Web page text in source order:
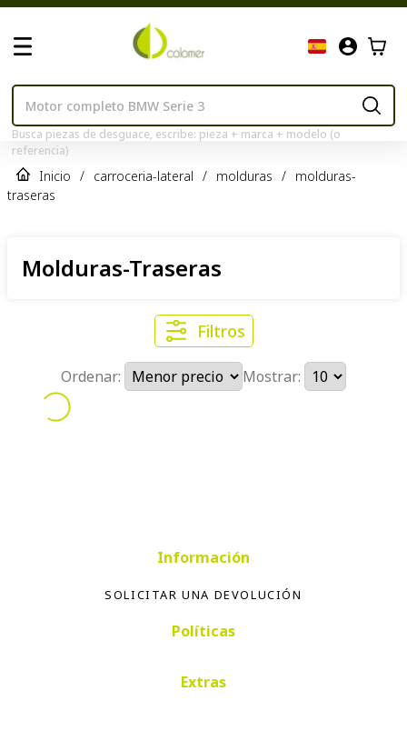
Busca piezas de desguace, escribe: pieza + marca + modelo (o
referencia)
Inicio / carroceria-lateral / molduras / molduras-
traseras
Molduras-Traseras
Filtros
Ordenar: Mostrar:
Información
SOLICITAR UNA DEVOLUCIÓN
Políticas
Extras